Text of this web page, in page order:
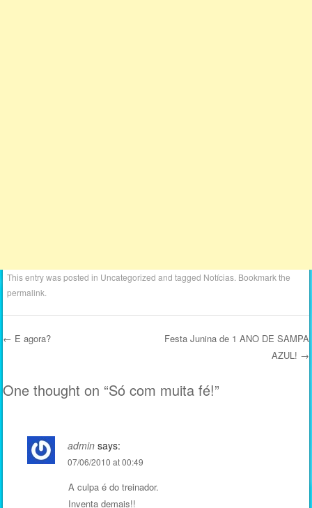
This entry was posted in Uncategorized and tagged Notícias . Bookmark the
permalink
← E agora?
Festa Junina de 1 ANO DE SAMPA
AZUL! →
One thought on “Só com muita fé!”
admin says:
07/06/2010 at 00:49
A culpa é do treinador.
Inventa demais!!